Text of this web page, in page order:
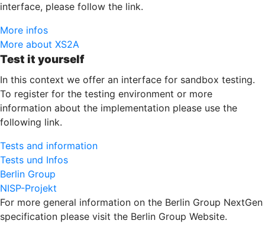
interface, please follow the link.
More infos
More about XS2A
Test it yourself
In this context we offer an interface for sandbox testing.
To register for the testing environment or more
information about the implementation please use the
following link.
Tests and information
Tests und Infos
Berlin Group
NISP-Projekt
For more general information on the Berlin Group NextGen
specification please visit the Berlin Group Website.